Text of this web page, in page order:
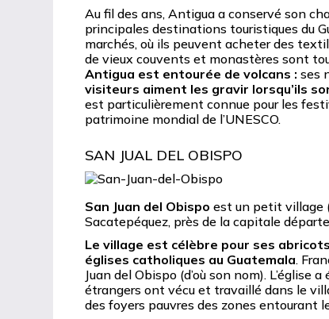
Au fil des ans, Antigua a conservé son
principales destinations touristiques du
marchés, où ils peuvent acheter des
de vieux couvents et monastères sont
Antigua est entourée de volcans : ses
visiteurs aiment les gravir lorsqu’ils
est particulièrement connue pour les
patrimoine mondial de l’UNESCO.
SAN JUAL DEL OBISPO
San Juan del Obispo est un petit village
Sacatepéquez, près de la capitale
Le village est célèbre pour ses
églises catholiques au Guatemala.
Juan del Obispo (d’où son nom).
étrangers ont vécu et travaillé dans le
des foyers pauvres des zones entourant